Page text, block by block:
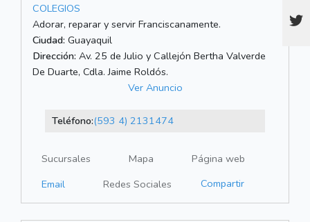
COLEGIOS
Adorar, reparar y servir Franciscanamente.
Ciudad: Guayaquil
Dirección: Av. 25 de Julio y Callejón Bertha Valverde
De Duarte, Cdla. Jaime Roldós.
Ver Anuncio
Teléfono:(593 4) 2131474
Sucursales Mapa
Página web
Email
Redes Sociales Compartir